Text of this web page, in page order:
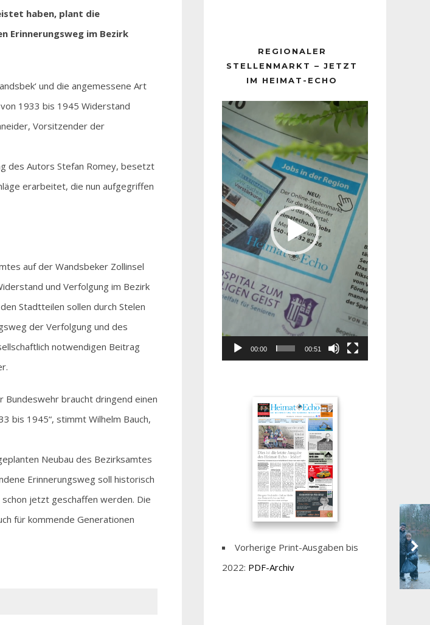
haben, plant die
Erinnerungsweg im Bezirk
und die angemessene Art
1933 bis 1945 Widerstand
Vorsitzender der
des Autors Stefan Romey, besetzt
erarbeitet, die nun aufgegriffen
auf der Wandsbeker Zollinsel
und Verfolgung im Bezirk
Stadtteilen sollen durch Stelen
der Verfolgung und des
notwendigen Beitrag
Bundeswehr braucht dringend einen
bis 1945“, stimmt Wilhelm Bauch,
Neubau des Bezirksamtes
Erinnerungsweg soll historisch
jetzt geschaffen werden. Die
für kommende Generationen
REGIONALER
STELLENMARKT – JETZT
IM HEIMAT-ECHO
Player
00:00 00:51
Vorherige Print-Ausgaben bis
2022: PDF-Archiv